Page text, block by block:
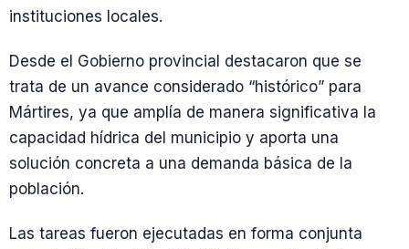
instituciones locales.
Desde el Gobierno provincial destacaron que se
trata de un avance considerado “histórico” para
Mártires, ya que amplía de manera significativa la
capacidad hídrica del municipio y aporta una
solución concreta a una demanda básica de la
población.
Las tareas fueron ejecutadas en forma conjunta